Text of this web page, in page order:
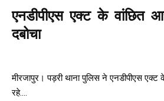
एनडीपीएस एक्ट के वांछित
दबोचा
मीरजापुर। पड़री थाना पुलिस ने एनडीपीएस
रहे....